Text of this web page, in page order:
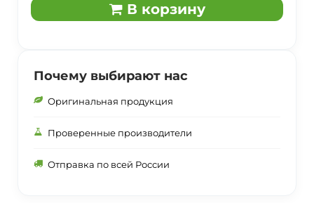
В корзину
Почему выбирают нас
Оригинальная продукция
Проверенные производители
Отправка по всей России